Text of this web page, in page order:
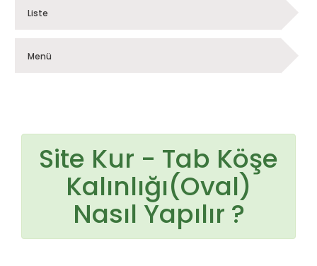
Liste
Menü
Site Kur - Tab Köşe
Kalınlığı(Oval)
Nasıl Yapılır ?